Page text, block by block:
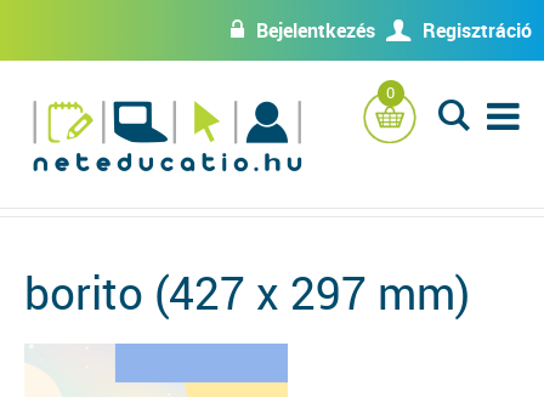
w Bejelentkezés U Regisztráció
0
L
borito (427 x 297 mm)